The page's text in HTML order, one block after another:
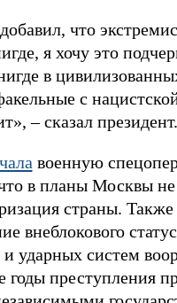
что
я хочу это
в
с
– сказал президент.
военную
в планы Москвы
страны.
внеблокового
ударных систем
годы преступления